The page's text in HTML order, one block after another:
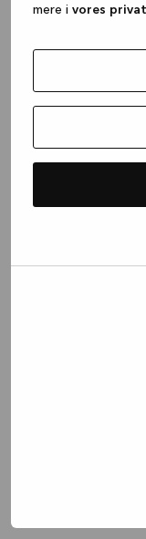
mere i vores